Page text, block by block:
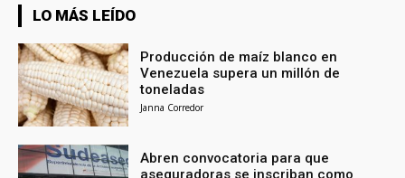
LO MÁS LEÍDO
Producción de maíz blanco en
Venezuela supera un millón de
toneladas
Janna Corredor
Abren convocatoria para que
aseguradoras se inscriban como